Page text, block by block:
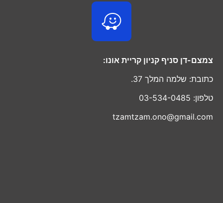
צמצם-דן סניף קניון קריית אונו:
כתובת: שלמה המלך 37.
טלפון: 03-534-0485
tzamtzam.ono@gmail.com